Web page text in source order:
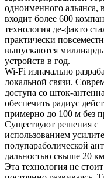
одноименного альянса,
входит более 600
технология де-факто
практически
выпускаются
устройств в год.
Wi-Fi изначально
локальной связи.
доступа со шток-
обеспечить радиус
примерно до 100 м без
Существуют решения с
использованием
полупараболической
дальностью свыше 20
Эта технология не